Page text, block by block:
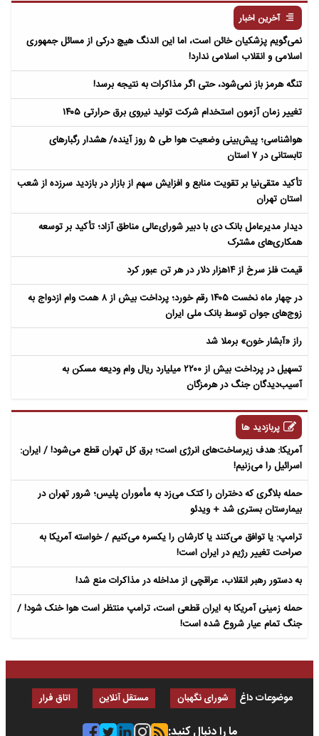
آخرین اخبار
نمی‌گویم پزشکیان خائن است، اما این الدنگ هیچ درکی از مسائل جمهوری
اسلامی و انقلاب اسلامی ندارد!
تنگه هرمز باز نمی‌شود، حتی اگر مذاکرات به نتیجه برسد!
تغییر زمان آزمون استخدام شرکت تولید نیروی برق حرارتی ۱۴۰۵
هواشناسی؛ پیش‌بینی وضعیت هوا طی ۵ روز آینده/ هشدار رگبارهای
تابستانی در ۷ استان
تأکید متقی‌نیا بر تقویت منابع و افزایش سهم از بازار در بازدید سرزده از شعب
استان تهران
دیدار مدیرعامل بانک دی با دبیر شورای‌عالی مناطق آزاد؛ تأکید بر توسعه
همکاری‌های مشترک
قیمت فلز سرخ از ۱۴هزار دلار در هر تن عبور کرد
در چهار ماه نخست ۱۴۰۵ رقم خورد؛ پرداخت بیش از ۸ همت وام ازدواج به
زوج‌های جوان توسط بانک ملی ایران
راز «آبشار خون» برملا شد
تسهیل در پرداخت بیش از ۲۲۰۰ میلیارد ریال وام ودیعه مسکن به
آسیب‌دیدگان جنگ در هرمزگان
پربازدید ها
آمریکا: هدف زیرساخت‌های انرژی است؛ برق کل تهران قطع می‌شود! / ایران:
اسرائیل را می‌زنیم!
حمله بلاگری که دختران را کتک می‌زد به مأموران پلیس؛ شرور تهران در
بیمارستان بستری شد + ویدئو
ترامپ: یا توافق می‌کنند یا کارشان را یکسره می‌کنیم / خواسته آمریکا به
صراحت تغییر رژیم در ایران است!
به دستور رهبر انقلاب، عراقچی از مداخله در مذاکرات منع شد!
حمله زمینی آمریکا به ایران قطعی است، ترامپ منتظر است هوا خنک شود! /
جنگ تمام عیار شروع شده است!
موضوعات داغ شورای نگهبان مستقل آنلاین اتاق فرار
ما را دنبال کنید: